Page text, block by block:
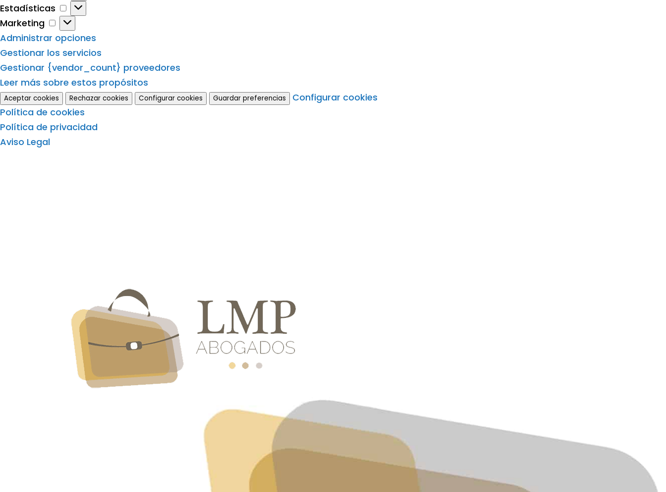
Estadísticas
Estadísticas
Marketing
Marketing
Administrar opciones
Gestionar los servicios
Gestionar {vendor_count} proveedores
Leer más sobre estos propósitos
Aceptar cookies Rechazar cookies Configurar cookies Guardar preferencias
Configurar cookies
Política de cookies
Política de privacidad
Aviso Legal